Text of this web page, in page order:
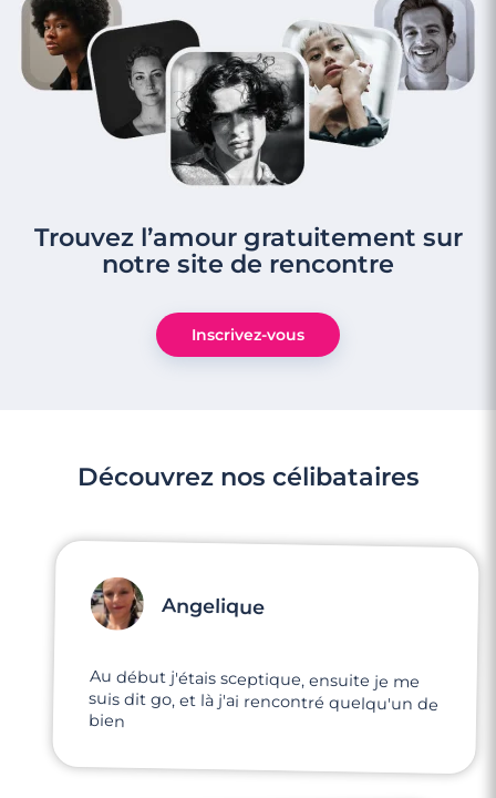
Trouvez l’amour gratuitement sur
notre site de rencontre
Inscrivez-vous
Découvrez nos célibataires
Angelique
Au début j'étais sceptique, ensuite je me
suis dit go, et là j'ai rencontré quelqu'un de
bien